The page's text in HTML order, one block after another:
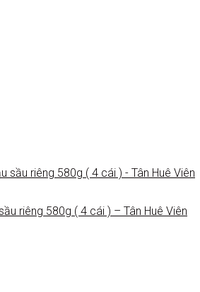
riêng 580g ( 4 cái ) – Tân Huê Viên